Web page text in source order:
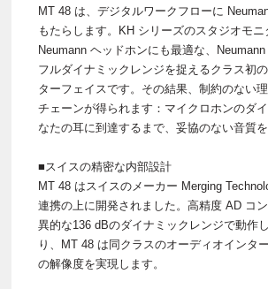
MT 48 は、デジタルワークフローに
もたらします。KH シリーズのスタジオモニ
Neumann ヘッドホンにも最適な、
フルダイナミックレンジを捉えるクラス初
ターフェイスです。その結果、制約のない
チェーンが得られます：マイクロホンのダ
なたの耳に到達するまで、妥協のない音質を
■スイスの精密な内部設計
MT 48 はスイスのメーカー Merging
連携の上に開発されました。高精度 AD コ
異的な136 dBのダイナミックレンジで動作
り、MT 48 は同クラスのオーディオインタ
の解像度を実現します。